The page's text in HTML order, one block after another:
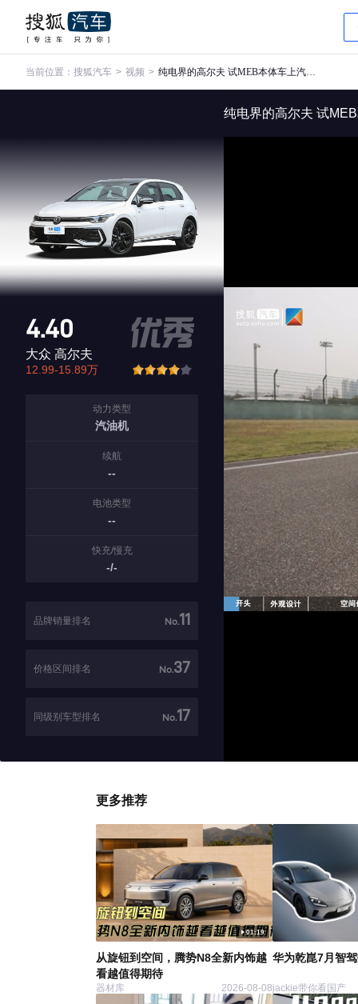
当前位置： 搜狐汽车 > 视频 > 纯电界的高尔夫 试MEB本体车上汽大众ID.3
4.40
大众 高尔夫
12.99-15.89万
动力类型
汽油机
续航
--
电池类型
--
快充/慢充
-/-
品牌销量排名 No.11
价格区间排名 No.37
同级别车型排名 No.17
纯电界的高尔夫 试
更多推荐
01:19
从旋钮到空间，腾势N8全新内饰越
看越值得期待
器材库 2026-08-08
华为乾崑7月智
jackie带你看国产